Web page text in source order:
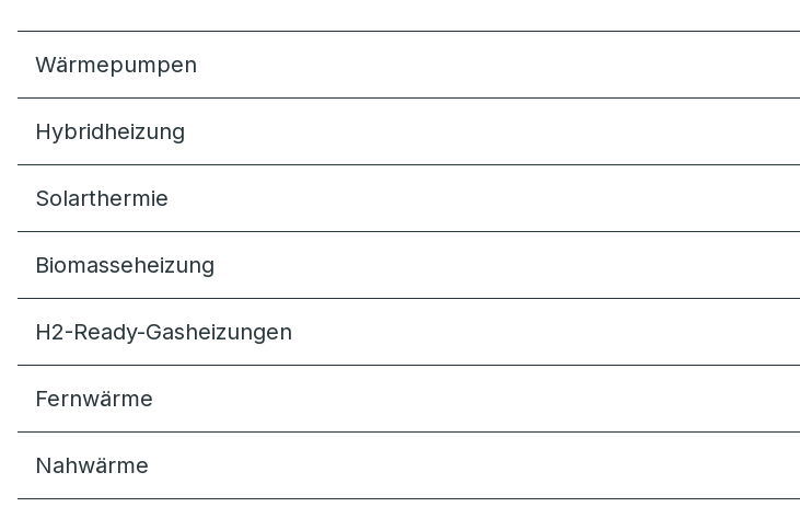
Wärmepumpen
Hybridheizung
Solarthermie
Biomasseheizung
H2-Ready-Gasheizungen
Fernwärme
Nahwärme